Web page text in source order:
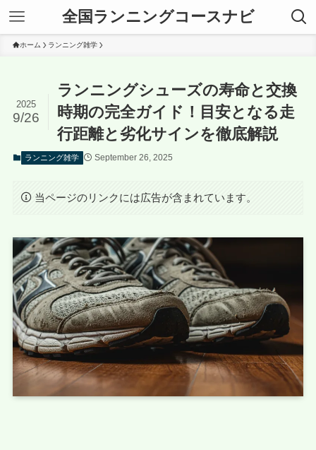
全国ランニングコースナビ
ホーム ランニング雑学
ランニングシューズの寿命と交換
時期の完全ガイド！目安となる走
行距離と劣化サインを徹底解説
2025
9/26
ランニング雑学 September 26, 2025
当ページのリンクには広告が含まれています。